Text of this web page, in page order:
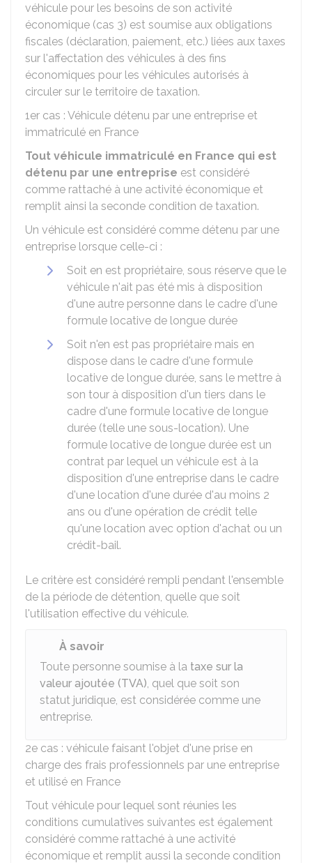
véhicule pour les besoins de son activité
économique (cas 3) est soumise aux obligations
fiscales (déclaration, paiement, etc.) liées aux taxes
sur l'affectation des véhicules à des fins
économiques pour les véhicules autorisés à
circuler sur le territoire de taxation.
1er cas : Véhicule détenu par une entreprise et
immatriculé en France
Tout véhicule immatriculé en France qui est
détenu par une entreprise est considéré
comme rattaché à une activité économique et
remplit ainsi la seconde condition de taxation.
Un véhicule est considéré comme détenu par une
entreprise lorsque celle-ci :
Soit en est propriétaire, sous réserve que le
véhicule n'ait pas été mis à disposition
d'une autre personne dans le cadre d'une
formule locative de longue durée
Soit n'en est pas propriétaire mais en
dispose dans le cadre d'une formule
locative de longue durée, sans le mettre à
son tour à disposition d'un tiers dans le
cadre d'une formule locative de longue
durée (telle une sous-location). Une
formule locative de longue durée est un
contrat par lequel un véhicule est à la
disposition d'une entreprise dans le cadre
d'une location d'une durée d'au moins 2
ans ou d'une opération de crédit telle
qu'une location avec option d'achat ou un
crédit-bail.
Le critère est considéré rempli pendant l'ensemble
de la période de détention, quelle que soit
l'utilisation effective du véhicule.
À savoir
Toute personne soumise à la taxe sur la
valeur ajoutée (TVA), quel que soit son
statut juridique, est considérée comme une
entreprise.
2e cas : véhicule faisant l'objet d'une prise en
charge des frais professionnels par une entreprise
et utilisé en France
Tout véhicule pour lequel sont réunies les
conditions cumulatives suivantes est également
considéré comme rattaché à une activité
économique et remplit aussi la seconde condition